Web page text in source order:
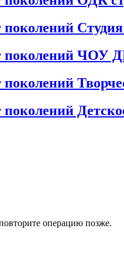
поколений
поколений
поколений
операцию позже.